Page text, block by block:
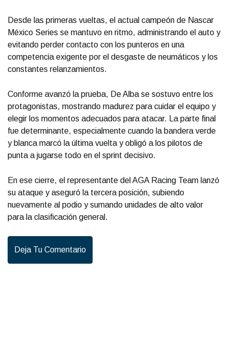
Desde las primeras vueltas, el actual campeón de Nascar
México Series se mantuvo en ritmo, administrando el auto y
evitando perder contacto con los punteros en una
competencia exigente por el desgaste de neumáticos y los
constantes relanzamientos.
Conforme avanzó la prueba, De Alba se sostuvo entre los
protagonistas, mostrando madurez para cuidar el equipo y
elegir los momentos adecuados para atacar. La parte final
fue determinante, especialmente cuando la bandera verde
y blanca marcó la última vuelta y obligó a los pilotos de
punta a jugarse todo en el sprint decisivo.
En ese cierre, el representante del AGA Racing Team lanzó
su ataque y aseguró la tercera posición, subiendo
nuevamente al podio y sumando unidades de alto valor
para la clasificación general.
Deja Tu Comentario